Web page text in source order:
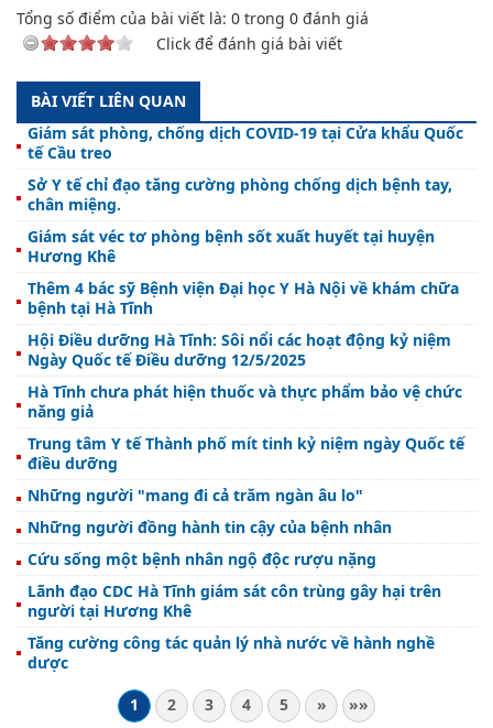
Tổng số điểm của bài viết là: 0 trong 0 đánh giá
Click để đánh giá bài viết
BÀI VIẾT LIÊN QUAN
Giám sát phòng, chống dịch COVID-19 tại Cửa khẩu Quốc
tế Cầu treo
Sở Y tế chỉ đạo tăng cường phòng chống dịch bệnh tay,
chân miệng.
Giám sát véc tơ phòng bệnh sốt xuất huyết tại huyện
Hương Khê
Thêm 4 bác sỹ Bệnh viện Đại học Y Hà Nội về khám chữa
bệnh tại Hà Tĩnh
Hội Điều dưỡng Hà Tĩnh: Sôi nổi các hoạt động kỷ niệm
Ngày Quốc tế Điều dưỡng 12/5/2025
Hà Tĩnh chưa phát hiện thuốc và thực phẩm bảo vệ chức
năng giả
Trung tâm Y tế Thành phố mít tinh kỷ niệm ngày Quốc tế
điều dưỡng
Những người "mang đi cả trăm ngàn âu lo"
Những người đồng hành tin cậy của bệnh nhân
Cứu sống một bệnh nhân ngộ độc rượu nặng
Lãnh đạo CDC Hà Tĩnh giám sát côn trùng gây hại trên
người tại Hương Khê
Tăng cường công tác quản lý nhà nước về hành nghề
dược
1
2 3 4 5 » »»